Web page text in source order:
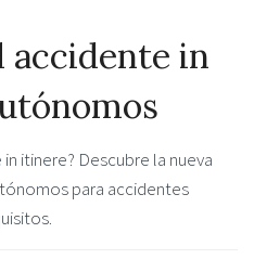
accidente in
itinere? Descubre la nueva
para accidentes